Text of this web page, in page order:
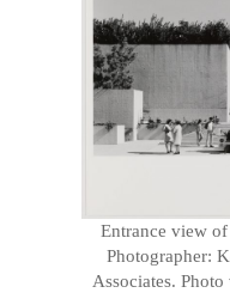
Entrance view
Photographer:
Associates. Photo